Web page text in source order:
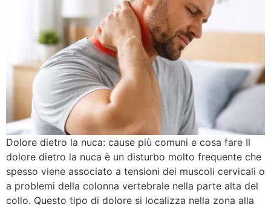
Dolore dietro la nuca: cause più comuni e cosa fare Il
dolore dietro la nuca è un disturbo molto frequente che
spesso viene associato a tensioni dei muscoli cervicali o
a problemi della colonna vertebrale nella parte alta del
collo. Questo tipo di dolore si localizza nella zona alla